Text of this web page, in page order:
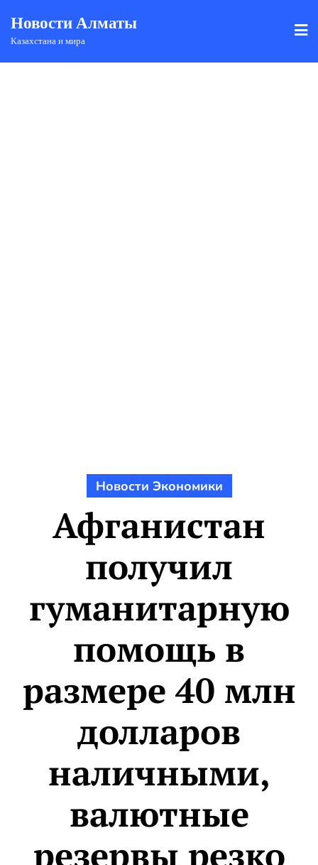
Новости Алматы
Казахстана и мира
Новости Экономики
Афганистан
получил
гуманитарную
помощь в
размере 40 млн
долларов
наличными,
валютные
резервы резко